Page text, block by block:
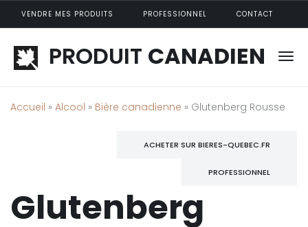
Aller au contenu principal
VENDRE MES PRODUITS PROFESSIONNEL CONTACT
PRODUIT CANADIEN
Accueil » Alcool » Bière canadienne » Glutenberg Rousse
ACHETER SUR BIERES-QUEBEC.FR
PROFESSIONNEL
Glutenberg